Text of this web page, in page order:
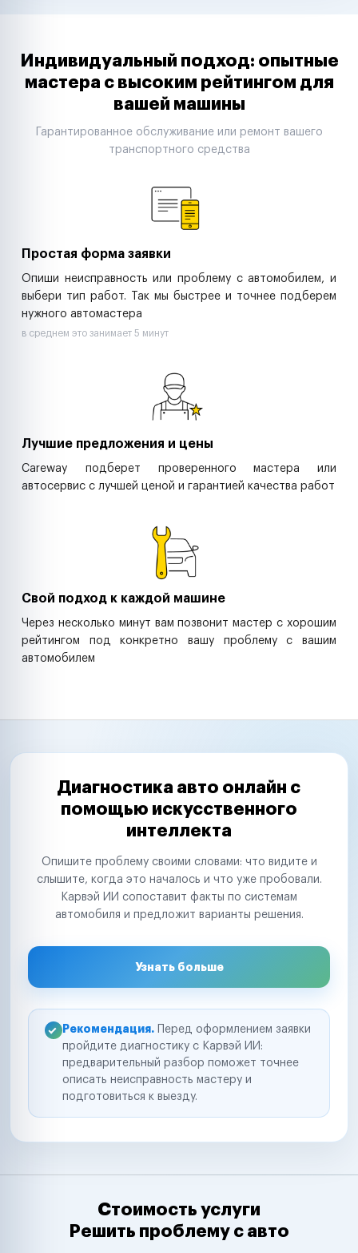
Таксопарки
Автодилеры
Строительные компании
Аренда спецтехники
Индивидуальный подход: опытные
мастера с высоким рейтингом для
вашей машины
Гарантированное обслуживание или ремонт вашего
транспортного средства
Простая форма заявки
Опиши неисправность или проблему с автомобилем, и
выбери тип работ. Так мы быстрее и точнее подберем
нужного автомастера
в среднем это занимает 5 минут
Лучшие предложения и цены
Careway подберет проверенного мастера или
автосервис с лучшей ценой и гарантией качества работ
Свой подход к каждой машине
Через несколько минут вам позвонит мастер с хорошим
рейтингом под конкретно вашу проблему с вашим
автомобилем
Диагностика авто онлайн с
помощью искусственного
интеллекта
Опишите проблему своими словами: что видите и
слышите, когда это началось и что уже пробовали.
Карвэй ИИ сопоставит факты по системам
автомобиля и предложит варианты решения.
Узнать больше
Рекомендация. Перед оформлением заявки
пройдите диагностику с Карвэй ИИ:
предварительный разбор поможет точнее
описать неисправность мастеру и
подготовиться к выезду.
Стоимость услуги
Решить проблему с авто